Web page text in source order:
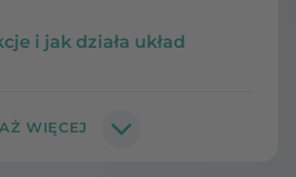
i jak działa układ